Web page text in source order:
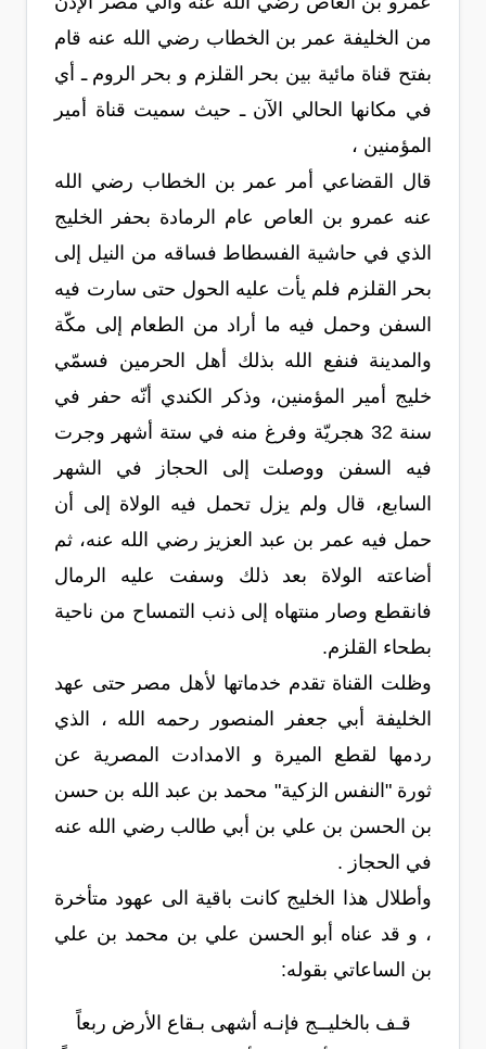
من الخليفة عمر بن الخطاب رضي الله عنه قام
بفتح قناة مائية بين بحر القلزم و بحر الروم ـ أي
في مكانها الحالي الآن ـ حيث سميت قناة أمير
المؤمنين ،
قال القضاعي أمر عمر بن الخطاب رضي الله
عنه عمرو بن العاص عام الرمادة بحفر الخليج
الذي في حاشية الفسطاط فساقه من النيل إلى
بحر القلزم فلم يأت عليه الحول حتى سارت فيه
السفن وحمل فيه ما أراد من الطعام إلى مكّة
والمدينة فنفع الله بذلك أهل الحرمين فسمّي
خليج أمير المؤمنين، وذكر الكندي أنّه حفر في
سنة 32 هجريّة وفرغ منه في ستة أشهر وجرت
فيه السفن ووصلت إلى الحجاز في الشهر
السابع، قال ولم يزل تحمل فيه الولاة إلى أن
حمل فيه عمر بن عبد العزيز رضي الله عنه، ثم
أضاعته الولاة بعد ذلك وسفت عليه الرمال
فانقطع وصار منتهاه إلى ذنب التمساح من ناحية
بطحاء القلزم.
وظلت القناة تقدم خدماتها لأهل مصر حتى عهد
الخليفة أبي جعفر المنصور رحمه الله ، الذي
ردمها لقطع الميرة و الامدادت المصرية عن
ثورة "النفس الزكية" محمد بن عبد الله بن حسن
بن الحسن بن علي بن أبي طالب رضي الله عنه
في الحجاز .
وأطلال هذا الخليج كانت باقية الى عهود متأخرة
، و قد عناه أبو الحسن علي بن محمد بن علي
بن الساعاتي بقوله:
قـف بالخليــج فإنـه أشهى بـقاع الأرض ربعاً